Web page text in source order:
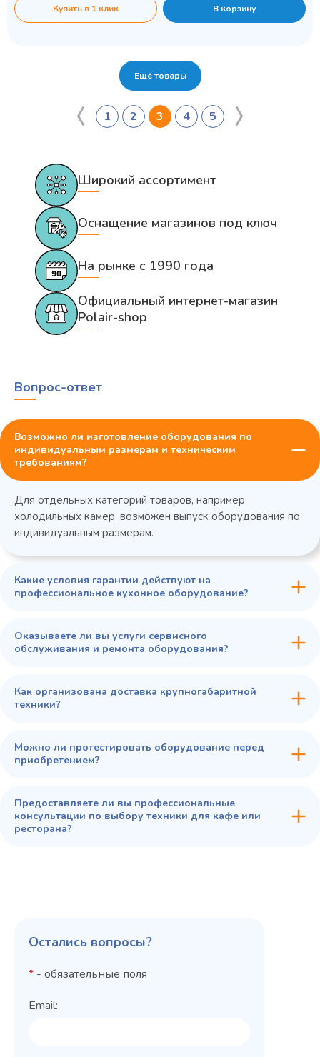
Купить в 1 клик В корзину
Ещё товары
1 2 3 4 5
Широкий ассортимент
Оснащение магазинов под ключ
На рынке с 1990 года
Официальный интернет-магазин
Polair-shop
Вопрос-ответ
Возможно ли изготовление оборудования по
индивидуальным размерам и техническим
требованиям?
Для отдельных категорий товаров, например
холодильных камер, возможен выпуск оборудования по
индивидуальным размерам.
Какие условия гарантии действуют на
профессиональное кухонное оборудование?
Оказываете ли вы услуги сервисного
обслуживания и ремонта оборудования?
Как организована доставка крупногабаритной
техники?
Можно ли протестировать оборудование перед
приобретением?
Предоставляете ли вы профессиональные
консультации по выбору техники для кафе или
ресторана?
Остались вопросы?
* - обязательные поля
Email: